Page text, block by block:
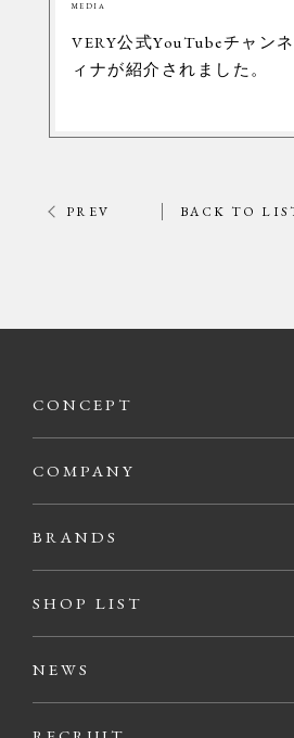
MEDIA
VERY公式YouTubeチャン
ィナが紹介されました。
PREV BACK TO
CONCEPT
COMPANY
BRANDS
SHOP LIST
NEWS